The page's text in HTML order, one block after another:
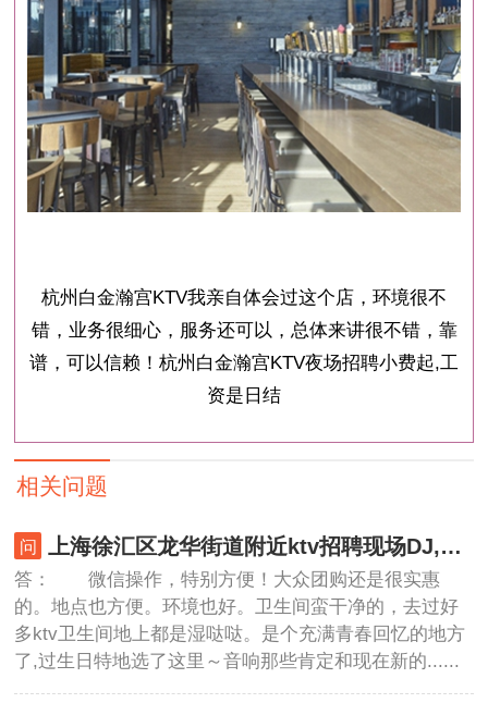
杭州白金瀚宫KTV我亲自体会过这个店，环境很不
错，业务很细心，服务还可以，总体来讲很不错，靠
谱，可以信赖！杭州白金瀚宫KTV夜场招聘小费起,工
资是日结
相关问题
上海徐汇区龙华街道附近ktv招聘现场DJ,有哪些工作岗位
答： 微信操作，特别方便！大众团购还是很实惠
的。地点也方便。环境也好。卫生间蛮干净的，去过好
多ktv卫生间地上都是湿哒哒。是个充满青春回忆的地方
了,过生日特地选了这里～音响那些肯定和现在新的......